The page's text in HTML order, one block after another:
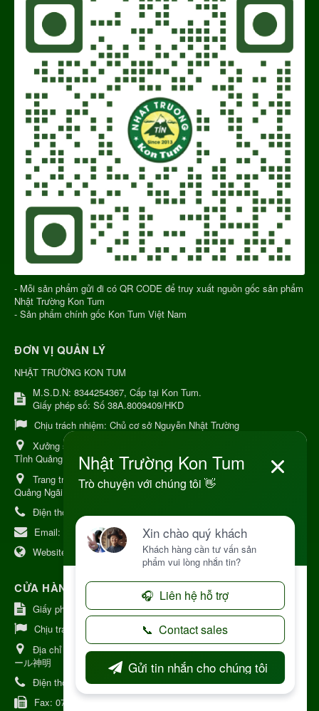
- Mỗi sản phẩm gửi đi có QR CODE để truy xuất nguồn gốc sản phẩm
Nhật Trường Kon Tum
- Sản phẩm chính gốc Kon Tum Việt Nam
ĐƠN VỊ QUẢN LÝ
NHẬT TRƯỜNG KON TUM
M.S.D.N: 8344254367, Cấp tại Kon Tum.
Giấy phép số: Số 38A.8009409/HKD
Chịu trách nhiệm: Chủ cơ sở Nguyễn Nhật Trường
Xưởng sản xuất:
Tỉnh Quảng Ngải
Trang trại Dược Liệu Hữu Cơ: Khu 37 Hộ Xã Măng Đen Tỉnh
Quảng Ngãi
Điện thoại:
Email:
kinhdoanh@nhattruongkontum.com
Website:
https://www.nhattruongkontum.com
CỬA HÀNG GIỚI THIỆU TẠI NHẬT BẢN
Giấy phép số: 080-9475-1379
Chịu trách nhiệm:
MR THƯƠNG
Địa chỉ Nhật Bản:日本 愛知県刈谷市神明町6丁目308番地 ファミ
ール神明
Điện thoại:
080-9475-1379
Fax: 070-9178-7979